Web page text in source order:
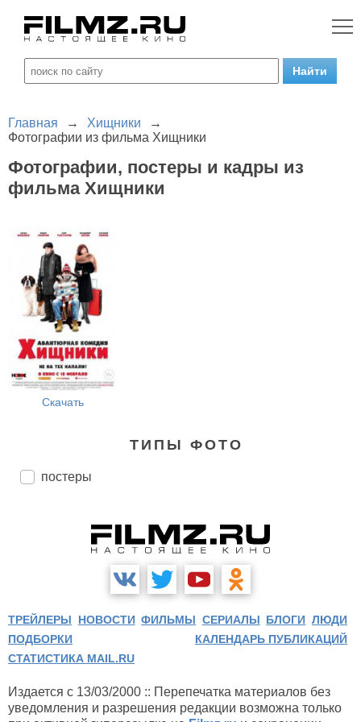
Главная → Хищники
→
Фотографии из фильма Хищники
Фотографии, постеры и кадры из
фильма Хищники
Скачать
ТИПЫ ФОТО
постеры
ТРЕЙЛЕРЫ НОВОСТИ ФИЛЬМЫ СЕРИАЛЫ БЛОГИ ЛЮДИ
ПОДБОРКИ
КАЛЕНДАРЬ ПУБЛИКАЦИЙ
СТАТИСТИКА MAIL.RU
Издается с 13/03/2000 :: Перепечатка материалов без
уведомления и разрешения редакции возможна только